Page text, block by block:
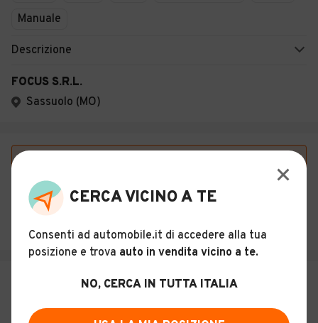
Manuale
Descrizione
FOCUS S.R.L.
Sassuolo (MO)
annunci con queste caratteristiche?
CERCA VICINO A TE
Consenti ad automobile.it di accedere alla tua
posizione e trova auto in vendita vicino a te.
NO, CERCA IN TUTTA ITALIA